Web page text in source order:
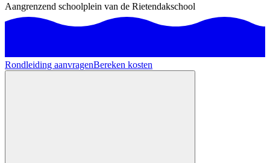
Aangrenzend schoolplein van de Rietendakschool
Rondleiding aanvragenBereken kosten